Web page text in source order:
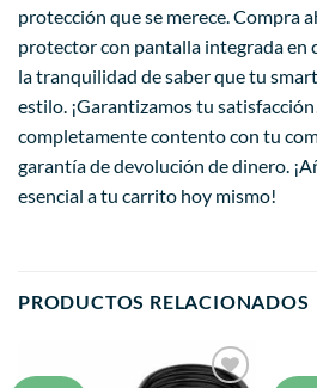
protección que se merece. Compra
protector con pantalla integrada en
la tranquilidad de saber que tu
estilo. ¡Garantizamos tu
completamente contento con tu
garantía de devolución de dinero.
esencial a tu carrito hoy mismo!
PRODUCTOS RELACIONADOS